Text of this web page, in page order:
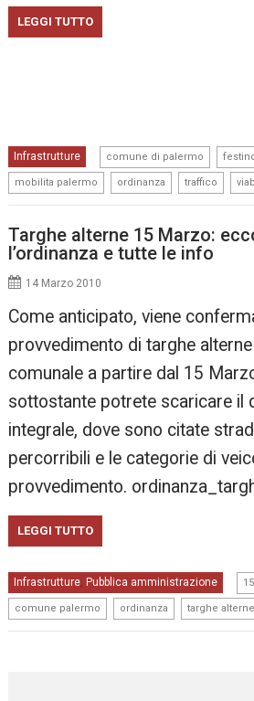
LEGGI TUTTO
Infrastrutture comune di palermo
mobilita palermo ordinanza traffico
Targhe alterne 15 Marzo:
l’ordinanza e tutte le info
14 Marzo 2010
Come anticipato, viene
provvedimento di targhe
comunale a partire dal 15
sottostante potrete scaricare il
integrale, dove sono citate
percorribili e le categorie di
provvedimento.
LEGGI TUTTO
Infrastrutture, Pubblica amministrazione
comune palermo ordinanza targhe